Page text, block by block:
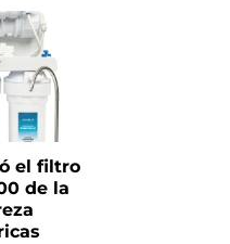
el filtro
de la